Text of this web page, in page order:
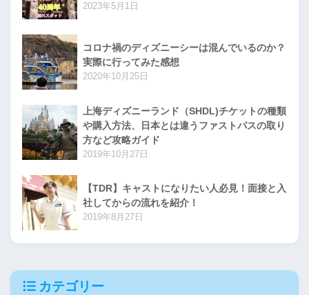
2023年5月1日
コロナ禍のディズニーシーは混んでいるのか？
実際に行ってみた感想
2020年10月25日
上海ディズニーランド（SHDL)チケットの種類
や購入方法、日本とは違うファストパスの取り
方など攻略ガイド
2019年10月27日
【TDR】キャストになりたい人必見！面接と入
社してからの流れを紹介！
2019年8月27日
カテゴリー